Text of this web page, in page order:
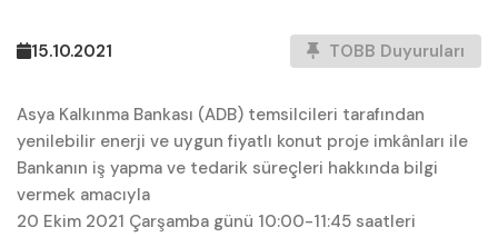
15.10.2021 TOBB Duyuruları
Asya Kalkınma Bankası (ADB) temsilcileri tarafından
yenilebilir enerji ve uygun fiyatlı konut proje imkânları ile
Bankanın iş yapma ve tedarik süreçleri hakkında bilgi
vermek amacıyla
20 Ekim 2021 Çarşamba günü 10:00-11:45 saatleri